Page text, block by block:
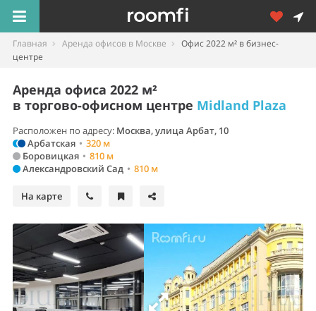
Главная Аренда офисов в Москве
Офис 2022 м² в бизнес-
центре
Аренда офиса 2022 м²
в торгово-офисном центре Midland Plaza
Расположен по адресу: Москва, улица Арбат, 10
Арбатская • 320 м
Боровицкая • 810 м
Александровский Сад • 810 м
На карте